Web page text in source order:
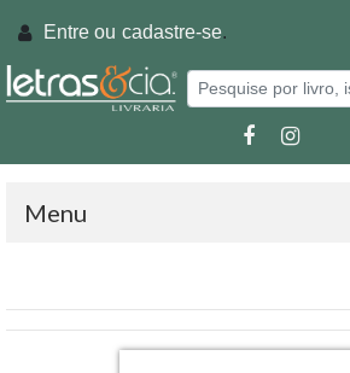
Entre ou cadastre-se.
Menu